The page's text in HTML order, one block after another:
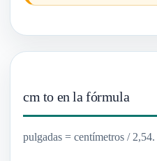
cm to en la fórmula
pulgadas = centímetros / 2,54.